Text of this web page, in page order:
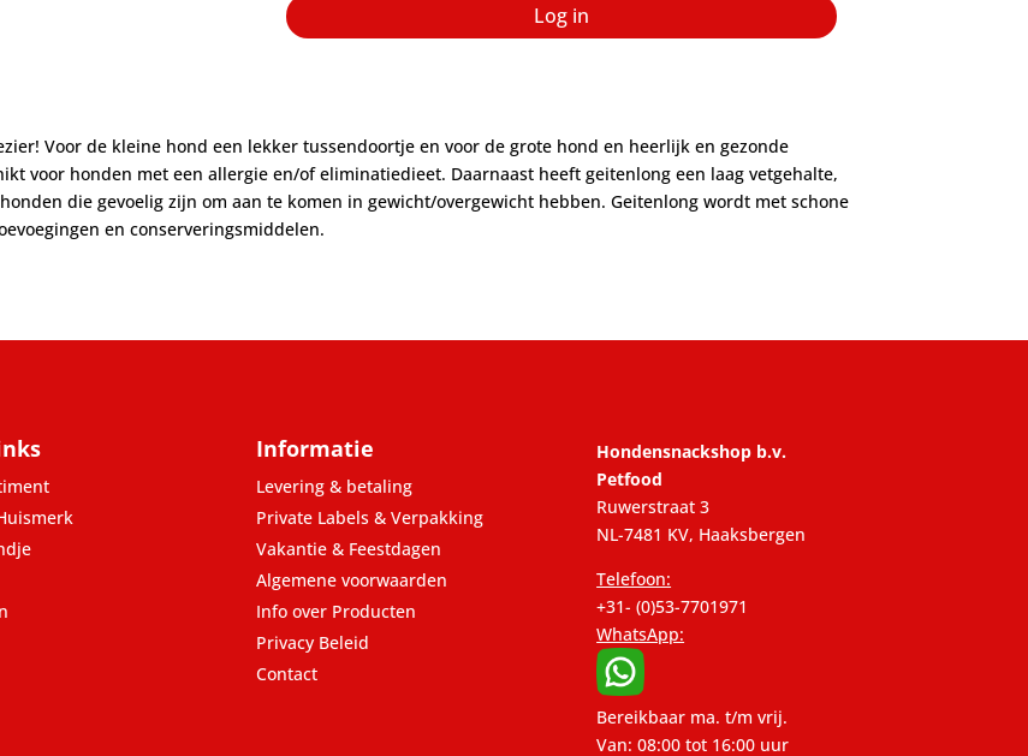
Log in
Voor de kleine hond een lekker tussendoortje en voor de grote hond en heerlijk en gezonde
voor honden met een allergie en/of eliminatiedieet. Daarnaast heeft geitenlong een laag vetgehalte,
die gevoelig zijn om aan te komen in gewicht/overgewicht hebben. Geitenlong wordt met schone
en conserveringsmiddelen.
Informatie
Levering & betaling
Private Labels & Verpakking
Vakantie & Feestdagen
Algemene voorwaarden
Info over Producten
Privacy Beleid
Contact
Hondensnackshop b.v.
Petfood
Ruwerstraat 3
NL-7481 KV, Haaksbergen
Telefoon:
+31- (0)53-7701971
WhatsApp:
Bereikbaar ma. t/m vrij.
Van: 08:00 tot 16:00 uur